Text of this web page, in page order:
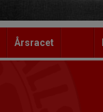
Årsracet